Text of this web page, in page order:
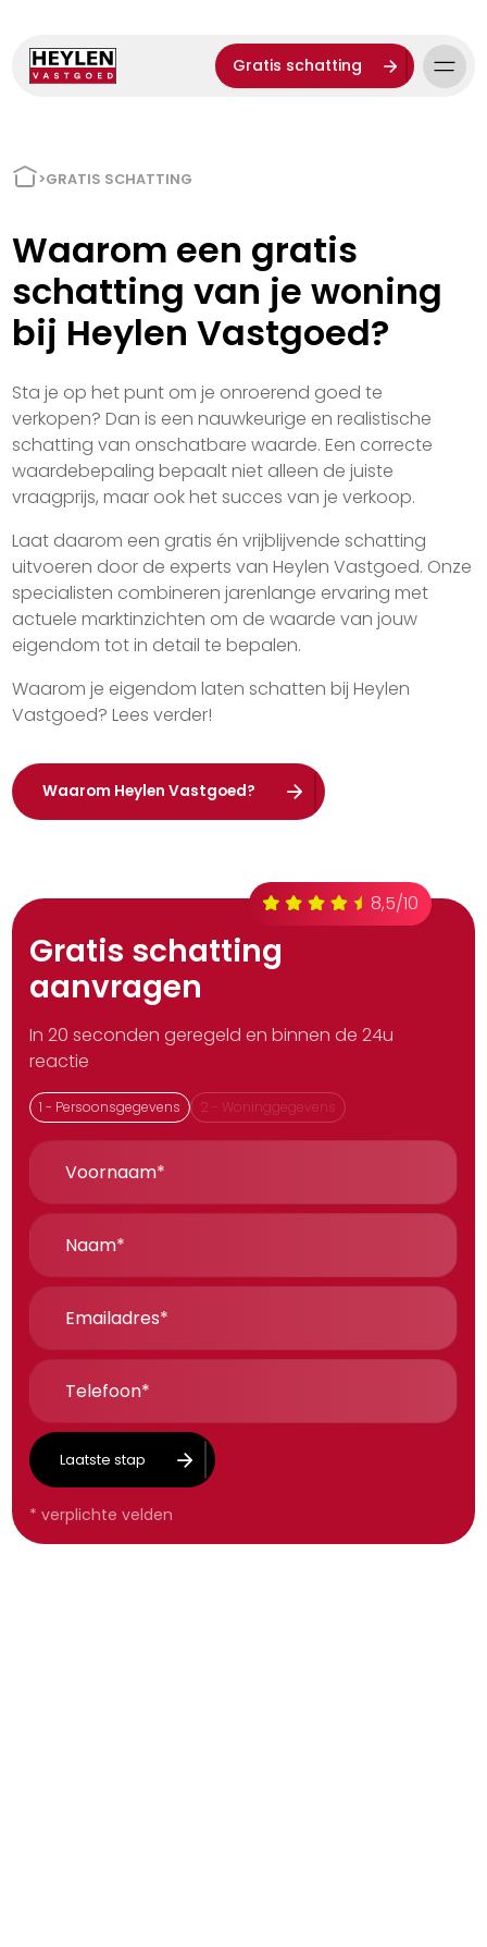
Gratis schatting
>GRATIS SCHATTING
Waarom een gratis
schatting van je woning
bij Heylen Vastgoed?
Sta je op het punt om je onroerend goed te
verkopen? Dan is een nauwkeurige en realistische
schatting van onschatbare waarde. Een correcte
waardebepaling bepaalt niet alleen de juiste
vraagprijs, maar ook het succes van je verkoop.
Laat daarom een gratis én vrijblijvende schatting
uitvoeren door de experts van Heylen Vastgoed. Onze
specialisten combineren jarenlange ervaring met
actuele marktinzichten om de waarde van jouw
eigendom tot in detail te bepalen.
Waarom je eigendom laten schatten bij Heylen
Vastgoed? Lees verder!
Waarom Heylen Vastgoed?
8,5/10
Gratis schatting
aanvragen
In 20 seconden geregeld en binnen de 24u
reactie
1 - Persoonsgegevens 2 - Woninggegevens
Laatste stap
*verplichte velden